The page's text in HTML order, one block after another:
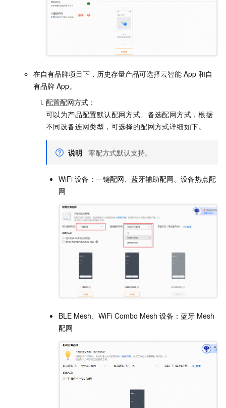
在自有品牌项目下，历史存量产品可选择云智能 App 和自
有品牌 App。
配置配网方式：
可以为产品配置默认配网方式、备选配网方式，根据
不同设备连网类型，可选择的配网方式详细如下。
说明 零配方式默认支持。
WiFi 设备：一键配网、蓝牙辅助配网、设备热点配
网
BLE Mesh、WiFi Combo Mesh 设备：蓝牙 Mesh
配网